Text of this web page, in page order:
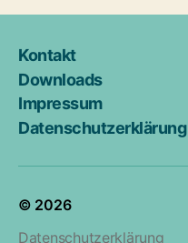
Kontakt
Downloads
Impressum
Datenschutz­erklärung
© 2026
Datenschutz­erklärung